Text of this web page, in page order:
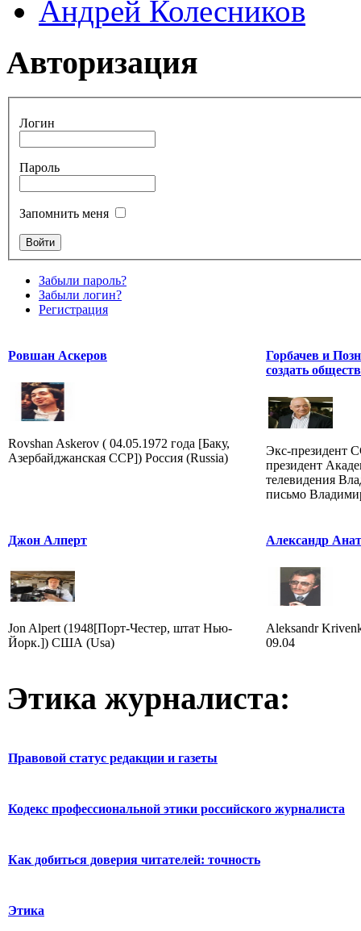
Андрей Колесников
Авторизация
Логин
Пароль
Запомнить меня
Забыли пароль?
Забыли логин?
Регистрация
Ровшан Аскеров
Rovshan Askerov ( 04.05.1972 года [Баку,
Азербайджанская ССР]) Россия (Russia)
Горбачев и
создать
Экс-президент
президент
телевидения
письмо
Джон Алперт
Jon Alpert (1948[Порт-Честер, штат Нью-
Йорк.]) США (Usa)
Александр
Aleksandr
09.04
Этика журналиста:
Правовой статус редакции и газеты
Кодекс профессиональной этики российского журналиста
Как добиться доверия читателей: точность
Этика